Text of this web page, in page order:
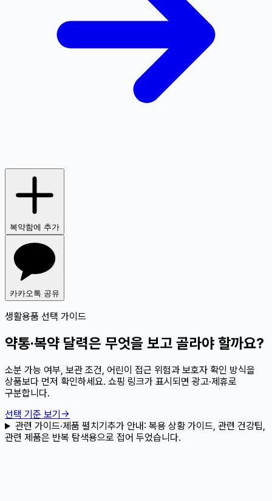
복약함에 추가
카카오톡 공유
생활용품 선택 가이드
약통·복약 달력은 무엇을 보고 골라야 할까요?
소분 가능 여부, 보관 조건, 어린이 접근 위험과 보호자 확인 방식을
상품보다 먼저 확인하세요. 쇼핑 링크가 표시되면 광고·제휴로
구분합니다.
선택 기준 보기 →
관련 가이드·제품 펼치기추가 안내: 복용 상황 가이드, 관련 건강팁,
관련 제품은 반복 탐색용으로 접어 두었습니다.